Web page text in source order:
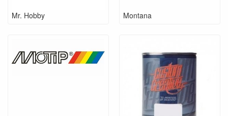
Mr. Hobby Montana